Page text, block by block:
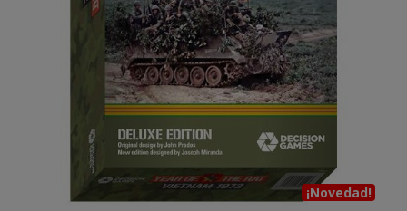
¡Novedad!